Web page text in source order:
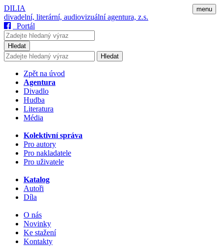
menu
DILIA
divadelní, literární, audiovizuální agentura, z.s.
Portál
Hledat
Hledat
Zpět na úvod
Agentura
Divadlo
Hudba
Literatura
Média
Kolektivní správa
Pro autory
Pro nakladatele
Pro uživatele
Katalog
Autoři
Díla
O nás
Novinky
Ke stažení
Kontakty